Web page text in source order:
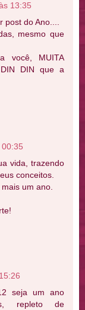
13:35
post do Ano....
mesmo que
você, MUITA
DIN DIN que a
vida, trazendo
conceitos.
um ano.
seja um ano
repleto de